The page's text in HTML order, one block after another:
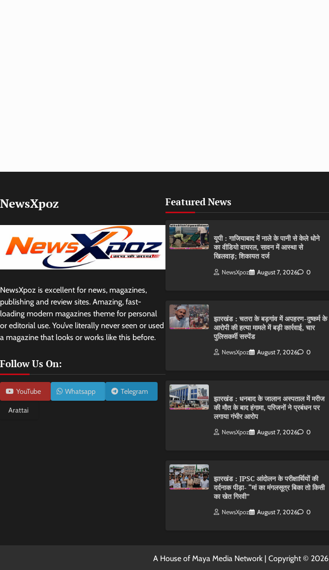
NewsXpoz
NewsXpoz is excellent for news, magazines,
publishing and review sites. Amazing, fast-
loading modern magazines theme for personal
or editorial use. You’ve literally never seen or used
a magazine that looks or works like this before.
Follow Us On:
YouTube Whatsapp Telegram
Arattai
Featured News
यूपी : गाजियाबाद में नाले के पानी से केले धोने
का वीडियो वायरल, सावन में आस्था से
खिलवाड़; शिकायत दर्ज
NewsXpoz August 7, 2026 0
झारखंड : चतरा के बड़गांव में अपहरण-दुष्कर्म के
आरोपी की हत्या मामले में बड़ी कार्रवाई, चार
पुलिसकर्मी सस्पेंड
NewsXpoz August 7, 2026 0
झारखंड : धनबाद के जालान अस्पताल में मरीज
की मौत के बाद हंगामा, परिजनों ने प्रबंधन पर
लगाया गंभीर आरोप
NewsXpoz August 7, 2026 0
झारखंड : JPSC आंदोलन के परीक्षार्थियों की
दर्दनाक पीड़ा- “मां का मंगलसूत्र बिका तो किसी
का खेत गिरवी”
NewsXpoz August 7, 2026 0
A House of Maya Media Network | Copyright © 2026